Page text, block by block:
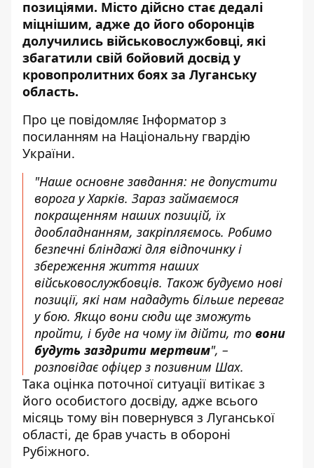
позиціями. Місто дійсно стає дедалі
міцнішим, адже до його оборонців
долучились військовослужбовці, які
збагатили свій бойовий досвід у
кровопролитних боях за Луганську
область.
Про це повідомляє Інформатор з
посиланням на Національну гвардію
України.
"Наше основне завдання: не допустити
ворога у Харків. Зараз займаємося
покращенням наших позицій, їх
дообладнанням, закріпляємось. Робимо
безпечні бліндажі для відпочинку і
збереження життя наших
військовослужбовців. Також будуємо нові
позиції, які нам нададуть більше переваг
у бою. Якщо вони сюди ще зможуть
пройти, і буде на чому їм дійти, то вони
будуть заздрити мертвим", –
розповідає офіцер з позивним Шах.
Така оцінка поточної ситуації витікає з
його особистого досвіду, адже всього
місяць тому він повернувся з Луганської
області, де брав участь в обороні
Рубіжного.